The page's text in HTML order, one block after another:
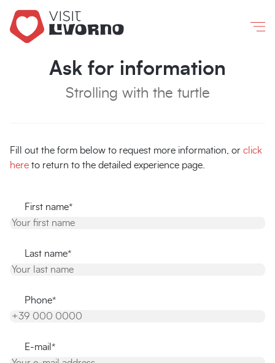
Livorno
Ask for information
Strolling with the turtle
Fill out the form below to request more information, or click
here to return to the detailed experience page.
First name*
Last name*
Phone*
E-mail*